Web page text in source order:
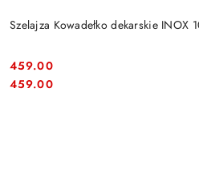
Szelajza Kowadełko dekarskie INOX
Cena:
459.00
Cena:
459.00